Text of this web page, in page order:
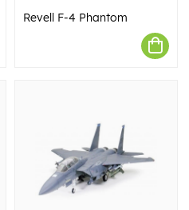
Revell F-4 Phantom